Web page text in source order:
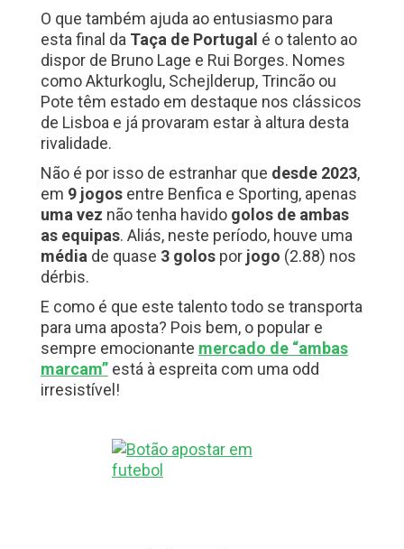
O que também ajuda ao entusiasmo para
esta final da Taça de Portugal é o talento ao
dispor de Bruno Lage e Rui Borges. Nomes
como Akturkoglu, Schejlderup, Trincão ou
Pote têm estado em destaque nos clássicos
de Lisboa e já provaram estar à altura desta
rivalidade.
Não é por isso de estranhar que desde 2023,
em 9 jogosentre Benfica e Sporting, apenas
uma vez não tenha havido golos de ambas
as equipas. Aliás, neste período, houve uma
média de quase 3 golospor jogo (2.88) nos
dérbis.
E como é que este talento todo se transporta
para uma aposta? Pois bem, o popular e
sempre emocionante mercado de “ambas
marcam”está à espreita com uma odd
irresistível!